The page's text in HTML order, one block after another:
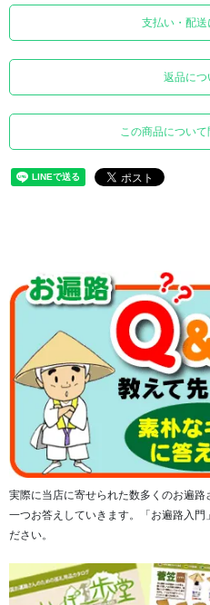
支払い・配送
返品につ
この商品につい
実際に当店に寄せられた数多くのお遍
一つお答えしていきます。「お遍路入門
ださい。